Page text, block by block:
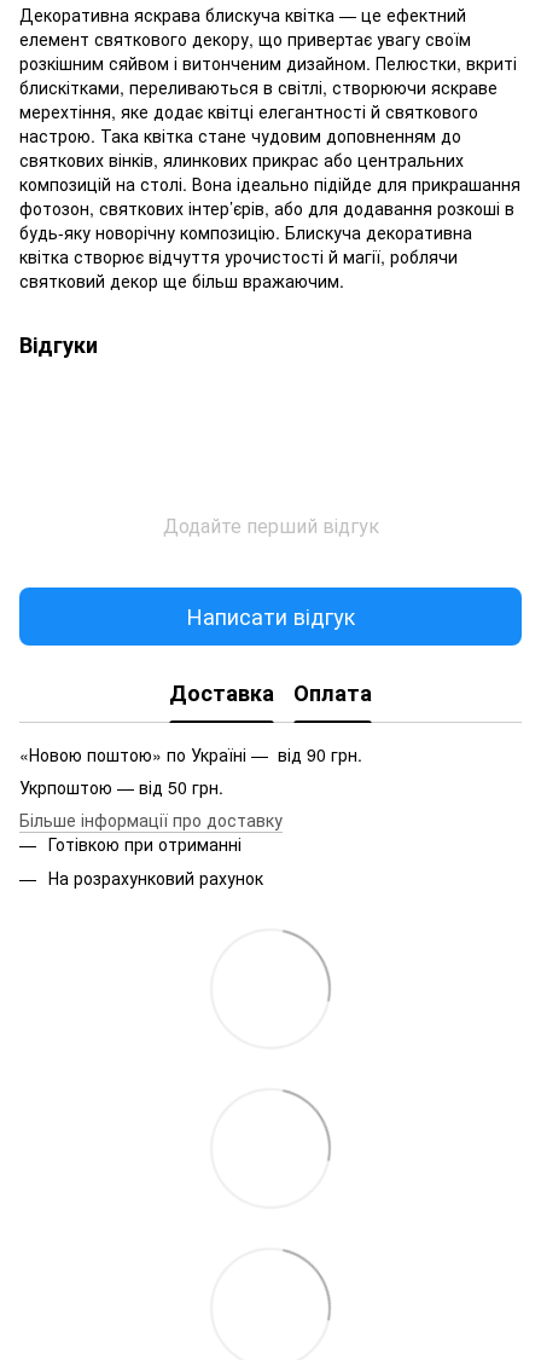
Декоративна яскрава блискуча квітка — це ефектний
елемент святкового декору, що привертає увагу своїм
розкішним сяйвом і витонченим дизайном. Пелюстки, вкриті
блискітками, переливаються в світлі, створюючи яскраве
мерехтіння, яке додає квітці елегантності й святкового
настрою. Така квітка стане чудовим доповненням до
святкових вінків, ялинкових прикрас або центральних
композицій на столі. Вона ідеально підійде для прикрашання
фотозон, святкових інтер’єрів, або для додавання розкоші в
будь-яку новорічну композицію. Блискуча декоративна
квітка створює відчуття урочистості й магії, роблячи
святковий декор ще більш вражаючим.
Відгуки
Додайте перший відгук
Написати відгук
Доставка Оплата
«Новою поштою» по Україні — від 90 грн.
Укрпоштою — від 50 грн.
Більше інформації про доставку
Готівкою при отриманні
На розрахунковий рахунок